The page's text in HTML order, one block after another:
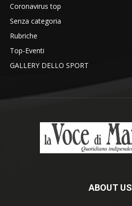
Coronavirus top
Senza categoria
Rubriche
Top-Eventi
GALLERY DELLO SPORT
ABOUT US